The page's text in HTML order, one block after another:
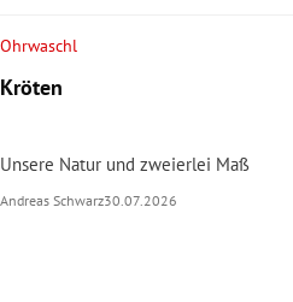
Ohrwaschl
Kröten
Unsere Natur und zweierlei Maß
Andreas Schwarz30.07.2026